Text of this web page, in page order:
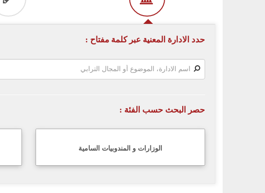
حدد الادارة المعنية عبر كلمة مفتاح :
حصر البحث حسب الفئة :
الوزارات و المندوبيات السامية